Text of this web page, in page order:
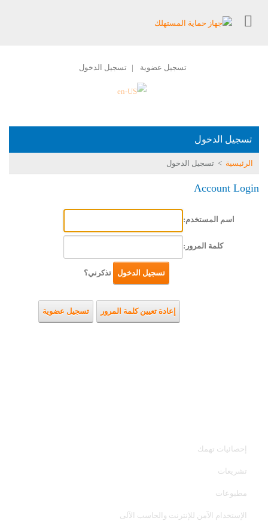
تسجيل عضوية | تسجيل الدخول
تسجيل الدخول
الرئيسية > تسجيل الدخول
Account Login
اسم المستخدم:
كلمة المرور:
تسجيل الدخول تذكرني؟
تسجيل عضوية إعادة تعيين كلمة المرور
إحصائيات تهمك
تشريعات
مطبوعات
الإستخدام الآمن للإنترنت والحاسب الآلى